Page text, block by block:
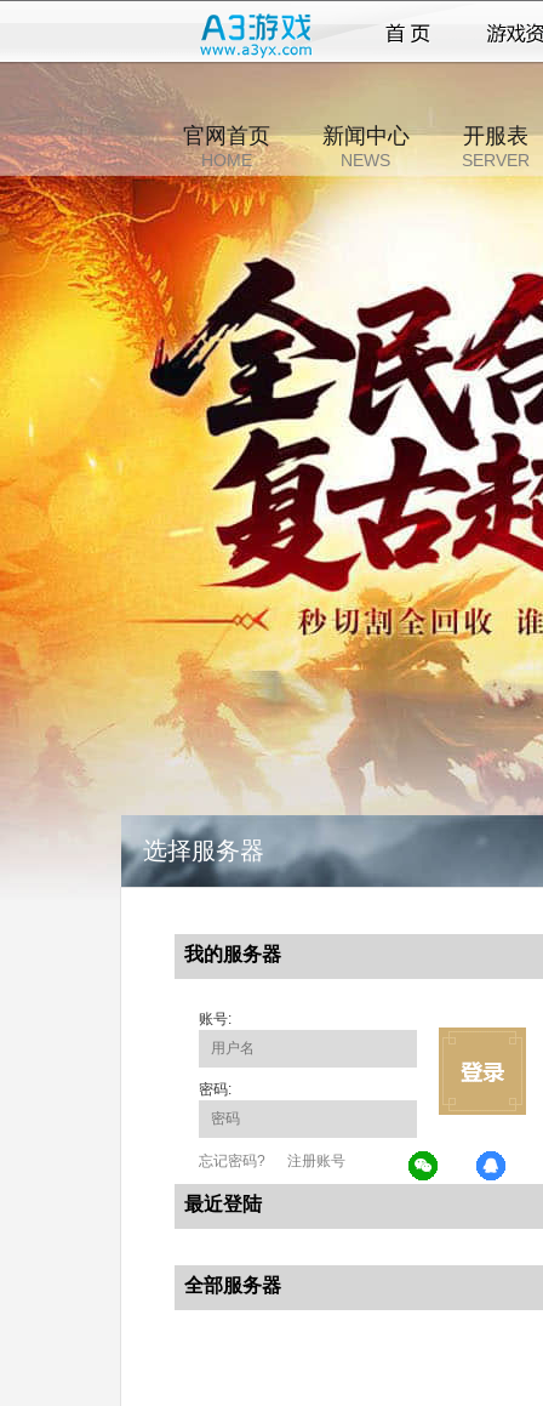
官网首页
HOME
新闻中心
NEWS
开服表
SERVER
选择服务器
我的服务器
账号:
密码:
忘记密码? 注册账号
最近登陆
全部服务器